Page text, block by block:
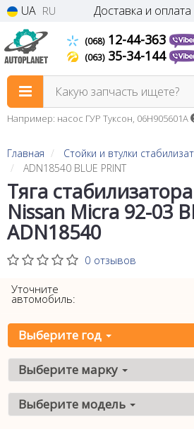
UA RU Доставка и оплата
(068)12-44-363
(063)35-34-144
Какую запчасть ищете?
Например: насос ГУР Туксон, 06H905601A
Главная
Стойки и втулки
ADN18540 BLUE PRINT
Тяга
Nissan Micra 92-03
ADN18540
0 отзывов
Уточните
автомобиль:
Выберите год
Выберите марку
Выберите модель